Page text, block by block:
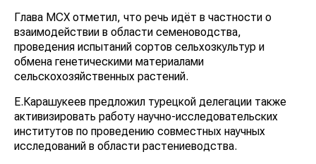
Глава МСХ отметил, что речь идёт в частности о
взаимодействии в области семеноводства,
проведения испытаний сортов сельхозкультур и
обмена генетическими материалами
сельскохозяйственных растений.
Е.Карашукеев предложил турецкой делегации также
активизировать работу научно-исследовательских
институтов по проведению совместных научных
исследований в области растениеводства.